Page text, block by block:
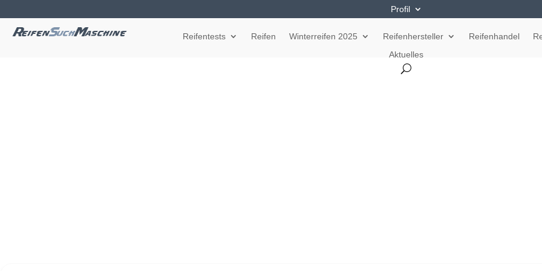
Profil
Reifentests Reifen Winterreifen 2025 Reifenhersteller Reifenhandel
Aktuelles